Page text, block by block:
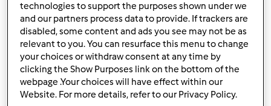
Ven, 08/27/2010 - 17:03
technologies to support the purposes shown under we
and our partners process data to provide. If trackers are
disabled, some content and ads you see may not be as
relevant to you. You can resurface this menu to change
your choices or withdraw consent at any time by
clicking the Show Purposes link on the bottom of the
webpage .Your choices will have effect within our
Website. For more details, refer to our Privacy Policy.